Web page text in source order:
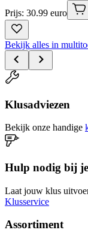
Prijs: 30.99 euro
Bekijk alles in
Klusadviezen
Bekijk onze handige
Hulp nodig bij
Laat jouw klus
Klusservice
Assortiment